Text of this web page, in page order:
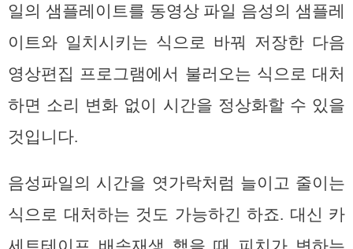
일의 샘플레이트를 동영상 파일 음성의 샘플레
이트와 일치시키는 식으로 바꿔 저장한 다음
영상편집 프로그램에서 불러오는 식으로 대처
하면 소리 변화 없이 시간을 정상화할 수 있을
것입니다.
음성파일의 시간을 엿가락처럼 늘이고 줄이는
식으로 대처하는 것도 가능하긴 하죠. 대신 카